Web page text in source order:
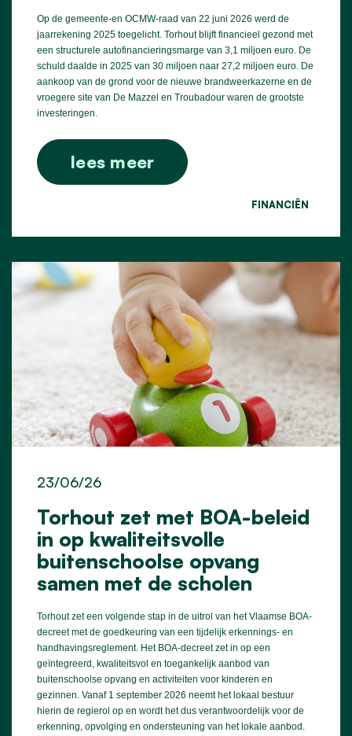
Op de gemeente-en OCMW-raad van 22 juni 2026 werd de
jaarrekening 2025 toegelicht. Torhout blijft financieel gezond met
een structurele autofinancieringsmarge van 3,1 miljoen euro. De
schuld daalde in 2025 van 30 miljoen naar 27,2 miljoen euro. De
aankoop van de grond voor de nieuwe brandweerkazerne en de
vroegere site van De Mazzel en Troubadour waren de grootste
investeringen.
lees meer
FINANCIËN
Torhout zet met BOA-beleid
in op kwaliteitsvolle
buitenschoolse opvang
samen met de scholen
23/06/26
Torhout zet een volgende stap in de uitrol van het Vlaamse BOA-
decreet met de goedkeuring van een tijdelijk erkennings- en
handhavingsreglement. Het BOA-decreet zet in op een
geïntegreerd, kwaliteitsvol en toegankelijk aanbod van
buitenschoolse opvang en activiteiten voor kinderen en
gezinnen. Vanaf 1 september 2026 neemt het lokaal bestuur
hierin de regierol op en wordt het dus verantwoordelijk voor de
erkenning, opvolging en ondersteuning van het lokale aanbod.